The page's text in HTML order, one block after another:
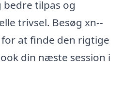
bedre tilpas og
trivsel. Besøg xn--
at finde den rigtige
din næste session i